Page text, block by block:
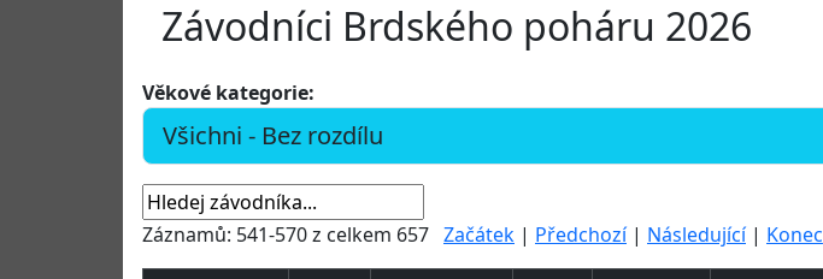
Závodníci Brdského poháru 2026
Věkové kategorie:
Záznamů: 541-570 z celkem 657 Začátek | Předchozí| Následující| Konec